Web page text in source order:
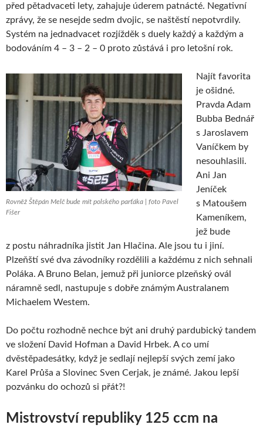
před pětadvaceti lety, zahajuje úderem patnácté. Negativní
zprávy, že se nesejde sedm dvojic, se naštěstí nepotvrdily.
Systém na jednadvacet rozjížděk s duely každý a každým a
bodováním 4 – 3 – 2 – 0 proto zůstává i pro letošní rok.
Rovněž Štěpán Melč bude mít polského parťáka | foto Pavel
Fišer
Najít favorita
je ošidné.
Pravda Adam
Bubba Bednář
s Jaroslavem
Vaníčkem by
nesouhlasili.
Ani Jan
Jeníček
s Matoušem
Kameníkem,
jež bude
z postu náhradníka jistit Jan Hlačina. Ale jsou tu i jiní.
Plzeňští své dva závodníky rozdělili a každému z nich sehnali
Poláka. A Bruno Belan, jemuž při juniorce plzeňský ovál
náramně sedl, nastupuje s dobře známým Australanem
Michaelem Westem.
Do počtu rozhodně nechce být ani druhý pardubický tandem
ve složení David Hofman a David Hrbek. A co umí
dvěstěpadesátky, když je sedlají nejlepší svých zemí jako
Karel Průša a Slovinec Sven Cerjak, je známé. Jakou lepší
pozvánku do ochozů si přát?!
Mistrovství republiky 125 ccm na